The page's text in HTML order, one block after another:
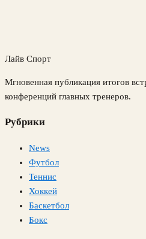
Лайв Спорт
Мгновенная публикация итогов
конференций главных тренеров.
Рубрики
News
Футбол
Теннис
Хоккей
Баскетбол
Бокс